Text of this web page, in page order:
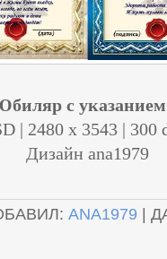
с указанием
| 2480 x 3543 |
Дизайн аnа1979
ANA1979 |